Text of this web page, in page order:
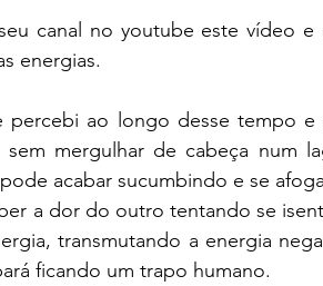
canal no youtube este vídeo
energias.
percebi ao longo desse tempo
mergulhar de cabeça num
acabar sucumbindo e se
a dor do outro tentando se
transmutando a energia
ficando um trapo humano.